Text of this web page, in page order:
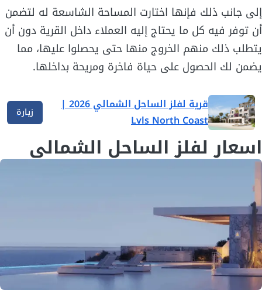
إلى جانب ذلك فإنها اختارت المساحة الشاسعة له لتضمن
أن توفر فيه كل ما يحتاج إليه العملاء داخل القرية دون أن
يتطلب ذلك منهم الخروج منها حتى يحصلوا عليها، مما
يضمن لك الحصول على حياة فاخرة ومريحة بداخلها.
قرية لفلز الساحل الشمالي 2026 |
Lvls North Coast
زيارة
اسعار لفلز الساحل الشمالي